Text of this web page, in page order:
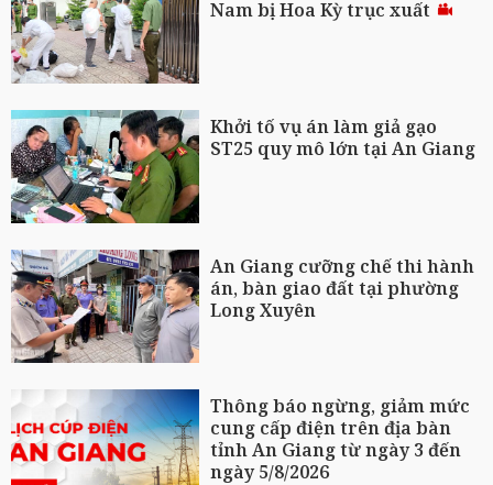
Nam bị Hoa Kỳ trục xuất
Khởi tố vụ án làm giả gạo
ST25 quy mô lớn tại An Giang
An Giang cưỡng chế thi hành
án, bàn giao đất tại phường
Long Xuyên
Thông báo ngừng, giảm mức
cung cấp điện trên địa bàn
tỉnh An Giang từ ngày 3 đến
ngày 5/8/2026